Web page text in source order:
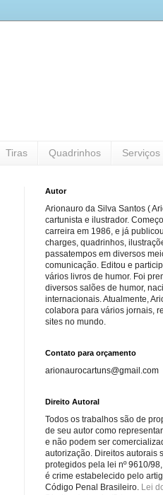
Tiras Quadrinhos Serviços
Autor
Arionauro da Silva Santos (
cartunista e ilustrador.
carreira em 1986, e já
charges, quadrinhos,
passatempos em diversos
comunicação. Editou e
vários livros de humor. Foi
diversos salões de humor,
internacionais. Atualmente,
colabora para vários jornais,
sites no mundo.
Contato para orçamento
arionaurocartuns@gmail.com
Direito Autoral
Todos os trabalhos são de
de seu autor como
e não podem ser
autorização. Direitos autorais
protegidos pela lei nº 9610/
é crime estabelecido pelo
Código Penal Brasileiro. Lei